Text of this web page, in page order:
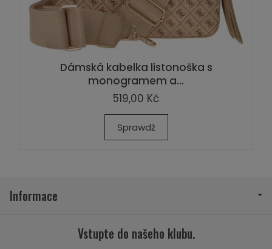
Dámská kabelka listonoška s
monogramem a...
519,00 Kč
Sprawdź
Informace
Vstupte do našeho klubu.